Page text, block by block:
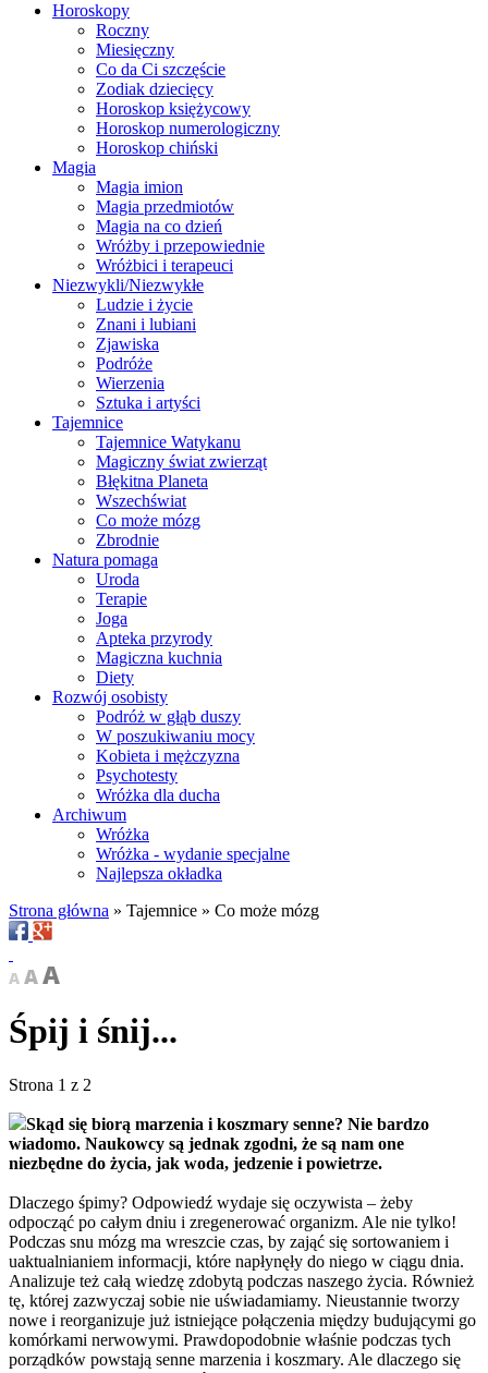
Horoskopy
Roczny
Miesięczny
Co da Ci szczęście
Zodiak dziecięcy
Horoskop księżycowy
Horoskop numerologiczny
Horoskop chiński
Magia
Magia imion
Magia przedmiotów
Magia na co dzień
Wróżby i przepowiednie
Wróżbici i terapeuci
Niezwykli/Niezwykłe
Ludzie i życie
Znani i lubiani
Zjawiska
Podróże
Wierzenia
Sztuka i artyści
Tajemnice
Tajemnice Watykanu
Magiczny świat zwierząt
Błękitna Planeta
Wszechświat
Co może mózg
Zbrodnie
Natura pomaga
Uroda
Terapie
Joga
Apteka przyrody
Magiczna kuchnia
Diety
Rozwój osobisty
Podróż w głąb duszy
W poszukiwaniu mocy
Kobieta i mężczyzna
Psychotesty
Wróżka dla ducha
Archiwum
Wróżka
Wróżka - wydanie specjalne
Najlepsza okładka
Strona główna » Tajemnice » Co może mózg
Śpij i śnij...
Strona 1 z 2
Skąd się biorą marzenia i koszmary senne? Nie bardzo
wiadomo. Naukowcy są jednak zgodni, że są nam one
niezbędne do życia, jak woda, jedzenie i powietrze.
Dlaczego śpimy? Odpowiedź wydaje się oczywista – żeby
odpocząć po całym dniu i zregenerować organizm. Ale nie tylko!
Podczas snu mózg ma wreszcie czas, by zająć się sortowaniem i
uaktualnianiem informacji, które napłynęły do niego w ciągu dnia.
Analizuje też całą wiedzę zdobytą podczas naszego życia. Również
tę, której zazwyczaj sobie nie uświadamiamy. Nieustannie tworzy
nowe i reorganizuje już istniejące połączenia między budującymi go
komórkami nerwowymi. Prawdopodobnie właśnie podczas tych
porządków powstają senne marzenia i koszmary. Ale dlaczego się